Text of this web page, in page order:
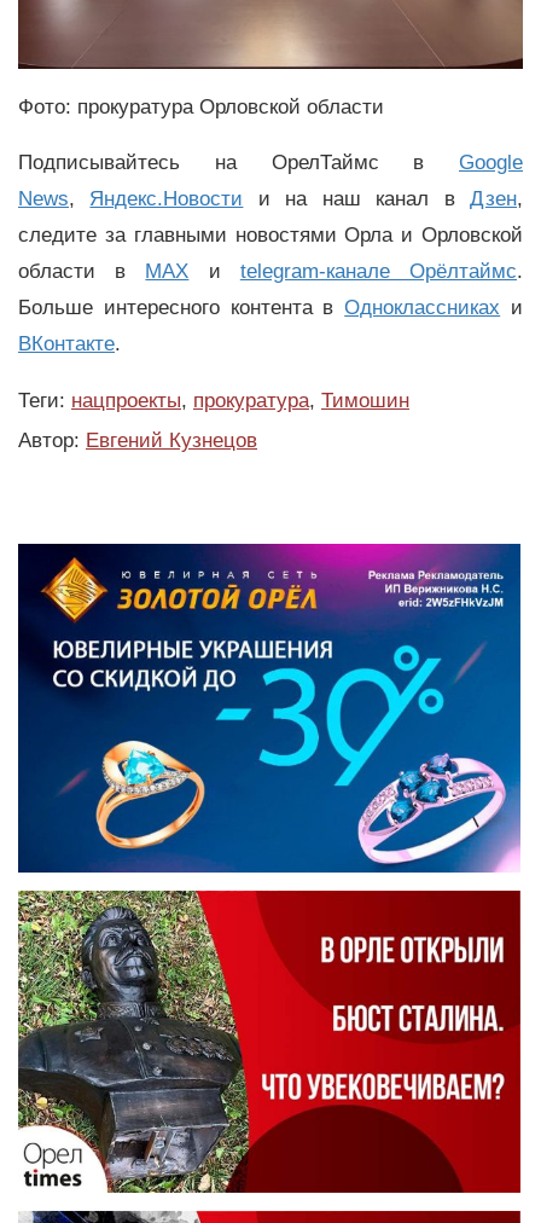
Фото: прокуратура Орловской области
Подписывайтесь на ОрелТаймс в Google
News, Яндекс.Новости и на наш канал вДзен,
следите за главными новостями Орла и Орловской
области в MAX и telegram-канале Орёлтаймс.
Больше интересного контента вОдноклассниках и
ВКонтакте.
Теги: нацпроекты, прокуратура, Тимошин
Автор: Евгений Кузнецов